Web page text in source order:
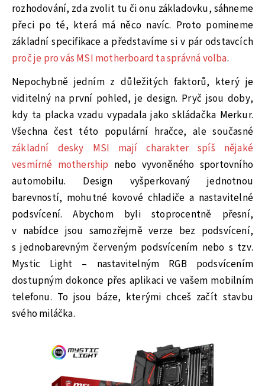
rozhodování, zda zvolit tu či onu základovku, sáhneme
přeci po té, která má něco navíc. Proto pomineme
základní specifikace a představíme si v pár odstavcích
proč je pro vás MSI motherboard ta správná volba.
Nepochybně jedním z důležitých faktorů, který je
viditelný na první pohled, je design. Pryč jsou doby,
kdy ta placka vzadu vypadala jako skládačka Merkur.
Všechna čest této populární hračce, ale současné
základní desky MSI mají charakter spíš nějaké
vesmírné mothership nebo vyvoněného sportovního
automobilu. Design vyšperkovaný jednotnou
barevností, mohutné kovové chladiče a nastavitelné
podsvícení. Abychom byli stoprocentně přesní,
v nabídce jsou samozřejmě verze bez podsvícení,
s jednobarevným červeným podsvícením nebo s tzv.
Mystic Light – nastavitelným RGB podsvícením
dostupným dokonce přes aplikaci ve vašem mobilním
telefonu. To jsou báze, kterými chceš začít stavbu
svého miláčka.